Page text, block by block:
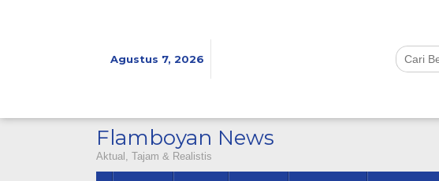
Agustus 7, 2026
Flamboyan News
Aktual, Tajam & Realistis